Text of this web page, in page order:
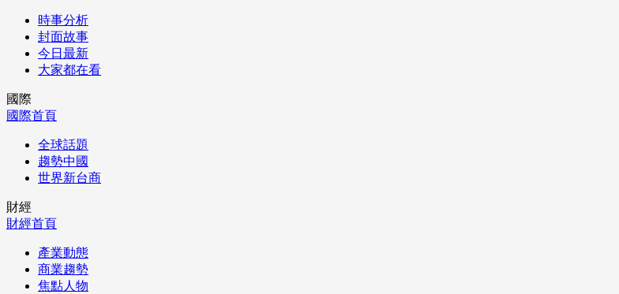
時事分析
封面故事
今日最新
大家都在看
國際
國際首頁
全球話題
趨勢中國
世界新台商
財經
財經首頁
產業動態
商業趨勢
焦點人物